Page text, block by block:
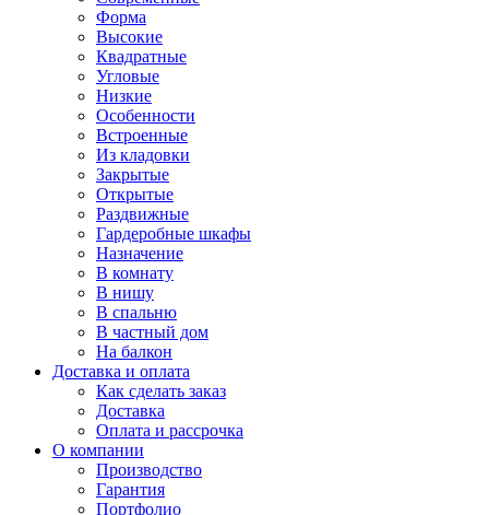
Форма
Высокие
Квадратные
Угловые
Низкие
Особенности
Встроенные
Из кладовки
Закрытые
Открытые
Раздвижные
Гардеробные шкафы
Назначение
В комнату
В нишу
В спальню
В частный дом
На балкон
Доставка и оплата
Как сделать заказ
Доставка
Оплата и рассрочка
О компании
Производство
Гарантия
Портфолио